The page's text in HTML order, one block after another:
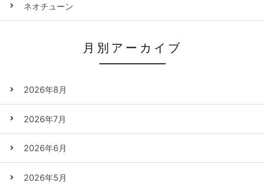
ネオチューン
月別アーカイブ
2026年8月
2026年7月
2026年6月
2026年5月